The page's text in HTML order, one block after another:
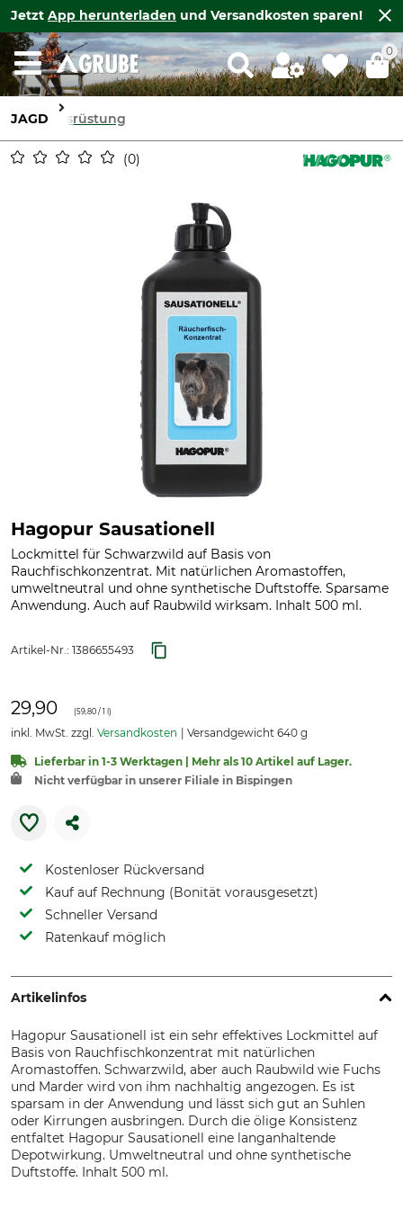
Jetzt App herunterladen und Versandkosten sparen!
0
JAGD Ausrüstung
0
Hagopur Sausationell
Lockmittel für Schwarzwild auf Basis von
Rauchfischkonzentrat. Mit natürlichen Aromastoffen,
umweltneutral und ohne synthetische Duftstoffe. Sparsame
Anwendung. Auch auf Raubwild wirksam. Inhalt 500 ml.
Artikel-Nr.: 1386655493
29,90 (59,80 / 1 l)
inkl. MwSt. zzgl. Versandkosten Versandgewicht 640 g
Lieferbar in 1-3 Werktagen | Mehr als 10 Artikel auf Lager.
Nicht verfügbar in unserer Filiale in Bispingen
Kostenloser Rückversand
Kauf auf Rechnung (Bonität vorausgesetzt)
Schneller Versand
Ratenkauf möglich
Artikelinfos
Hagopur Sausationell ist ein sehr effektives Lockmittel auf
Basis von Rauchfischkonzentrat mit natürlichen
Aromastoffen. Schwarzwild, aber auch Raubwild wie Fuchs
und Marder wird von ihm nachhaltig angezogen. Es ist
sparsam in der Anwendung und lässt sich gut an Suhlen
oder Kirrungen ausbringen. Durch die ölige Konsistenz
entfaltet Hagopur Sausationell eine langanhaltende
Depotwirkung. Umweltneutral und ohne synthetische
Duftstoffe. Inhalt 500 ml.